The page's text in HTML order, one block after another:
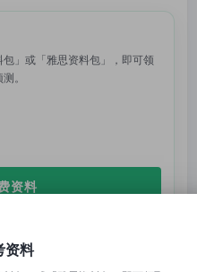
」或「雅思资料包」，即可领
。
资料
海
资料